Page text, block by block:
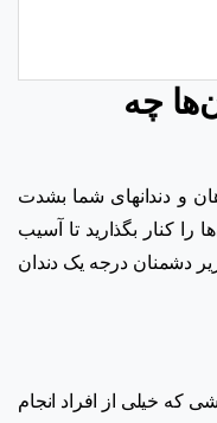
چه
و دندانهای شما بشدت
کنار بگذارید تا آسیب
زیر دشمنان درجه یک دندان
که خیلی از افراد انجام